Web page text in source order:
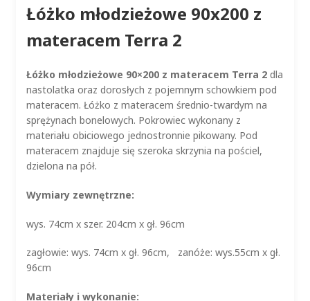
Łóżko młodzieżowe 90x200 z
materacem Terra 2
Łóżko młodzieżowe 90×200 z materacem Terra 2dla
nastolatka oraz dorosłych z pojemnym schowkiem pod
materacem. Łóżko z materacem średnio-twardym na
sprężynach bonelowych. Pokrowiec wykonany z
materiału obiciowego jednostronnie pikowany. Pod
materacem znajduje się szeroka skrzynia na pościel,
dzielona na pół.
Wymiary zewnętrzne:
wys. 74cm x szer. 204cm x gł. 96cm
zagłowie: wys. 74cm x gł. 96cm, zanóże: wys.55cm x gł.
96cm
Materiały i wykonanie: